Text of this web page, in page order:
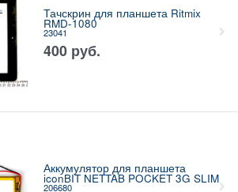
Тачскрин для планшета Ritmix
RMD-1080
23041
400 руб.
Аккумулятор для планшета
iconBIT NETTAB POCKET 3G SLIM
206680